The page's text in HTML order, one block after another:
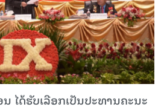
ໄດ້ຮັບເລືອກເປັນປະທານຄະນະ